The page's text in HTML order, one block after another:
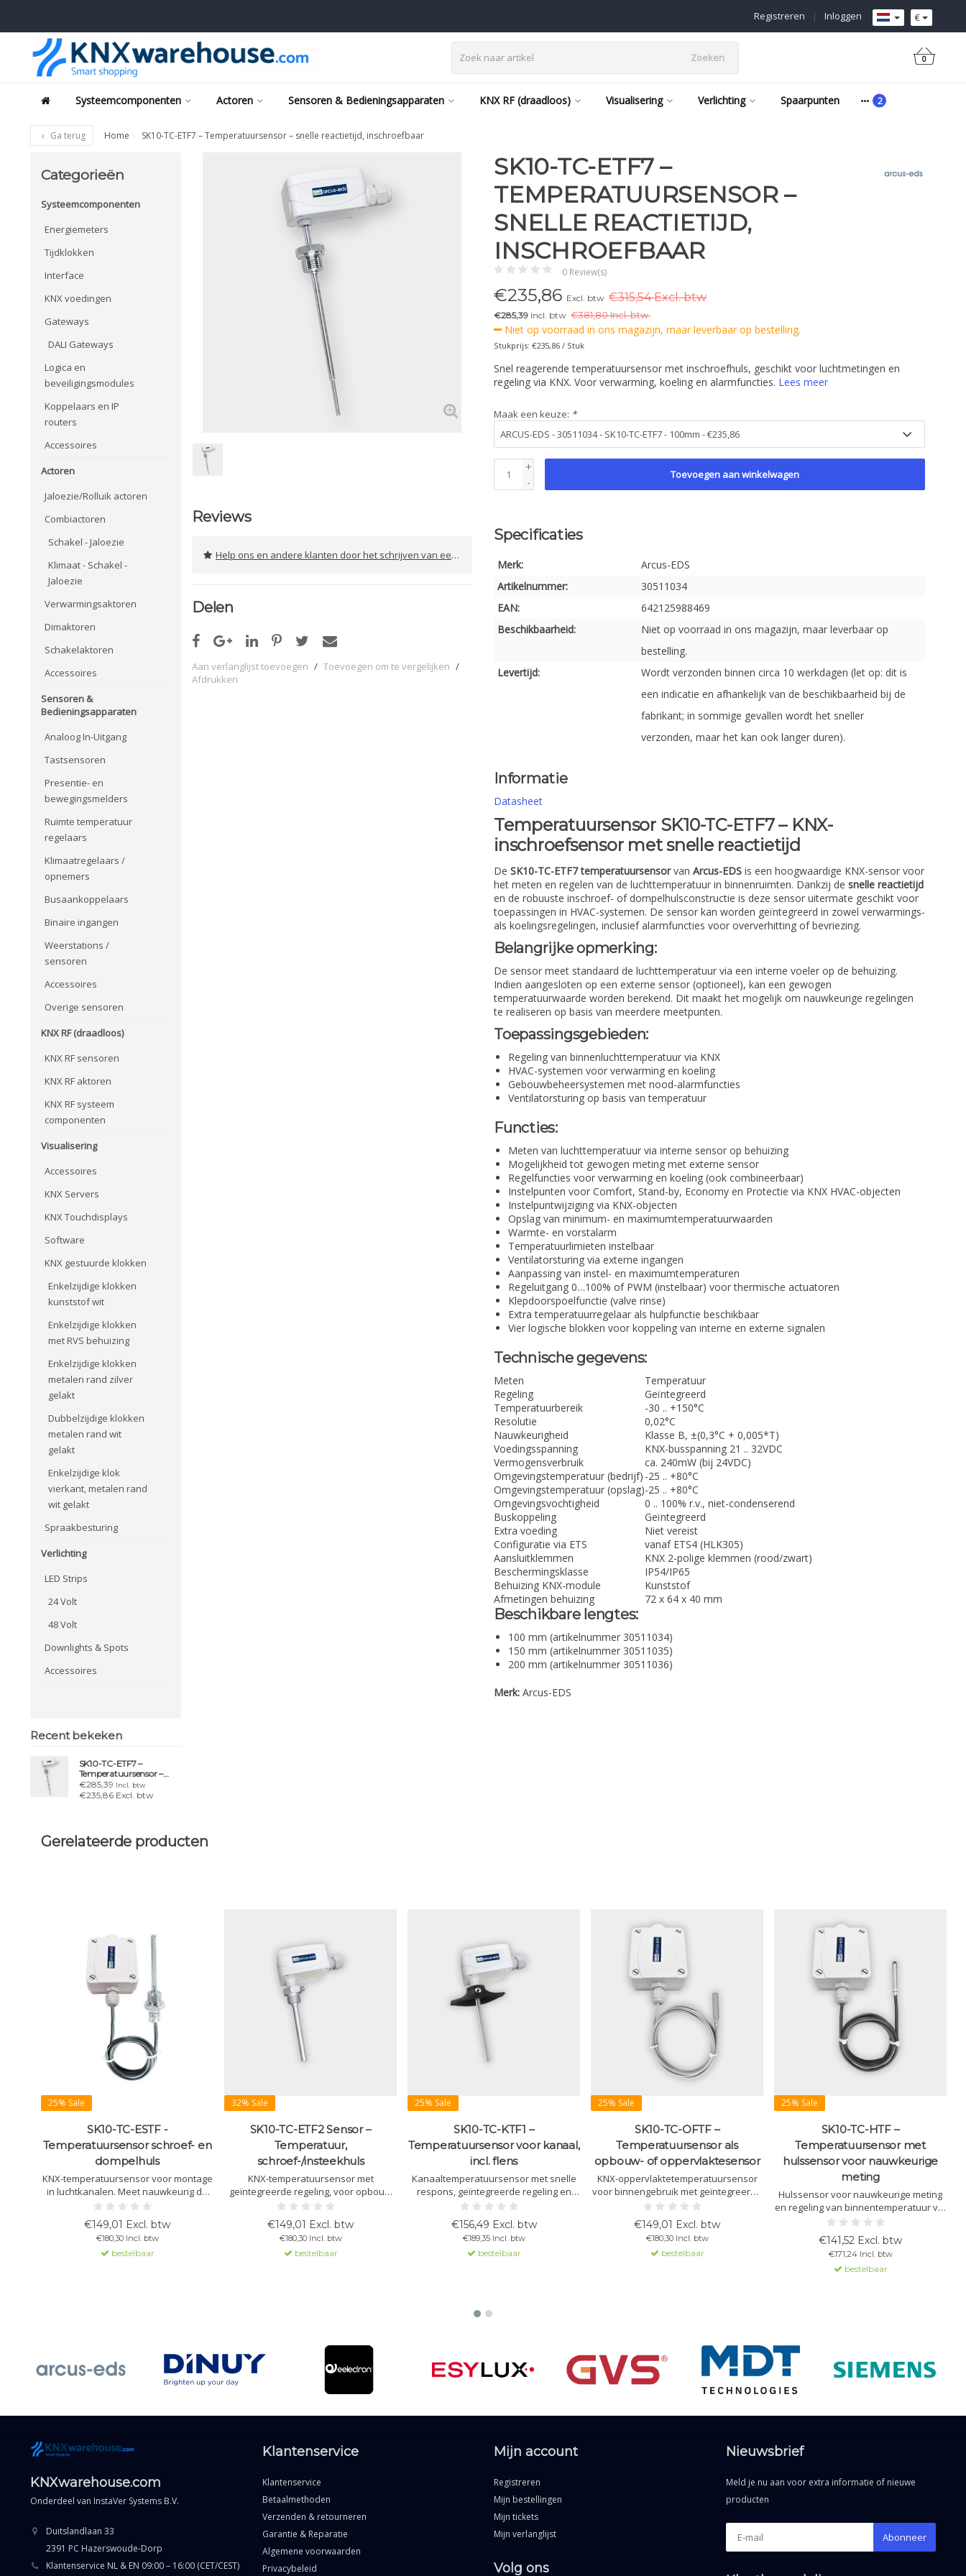
€
Inloggen
|
Registreren
Zoeken 0
Systeemcomponenten Actoren Sensoren & Bedieningsapparaten KNX RF (draadloos) Visualisering Verlichting Spaarpunten
Ga terug Home SK10-TC-ETF7 – Temperatuursensor – snelle reactietijd, inschroefbaar
Categorieën
Systeemcomponenten
Energiemeters
Tijdklokken
Interface
KNX voedingen
Gateways
DALI Gateways
Logica en
beveiligingsmodules
Koppelaars en IP
routers
Accessoires
Actoren
Jaloezie/Rolluik actoren
Combiactoren
Schakel - Jaloezie
Klimaat - Schakel -
Jaloezie
Verwarmingsaktoren
Dimaktoren
Schakelaktoren
Accessoires
Sensoren &
Bedieningsapparaten
Analoog In-Uitgang
Tastsensoren
Presentie- en
bewegingsmelders
Ruimte temperatuur
regelaars
Klimaatregelaars /
opnemers
Busaankoppelaars
Binaire ingangen
Weerstations /
sensoren
Accessoires
Overige sensoren
KNX RF (draadloos)
KNX RF sensoren
KNX RF aktoren
KNX RF systeem
componenten
Visualisering
Accessoires
KNX Servers
KNX Touchdisplays
Software
KNX gestuurde klokken
Enkelzijdige klokken
kunststof wit
Enkelzijdige klokken
met RVS behuizing
Enkelzijdige klokken
metalen rand zilver
gelakt
Dubbelzijdige klokken
metalen rand wit
gelakt
Enkelzijdige klok
vierkant, metalen rand
wit gelakt
Spraakbesturing
Verlichting
LED Strips
24 Volt
48 Volt
Downlights & Spots
Accessoires
Recent bekeken
SK10-TC-ETF7 –
Temperatuursensor –
snelle reactietijd,
inschroefbaar
€285,39 Incl. btw
€235,86 Excl. btw
Reviews
Help ons en andere klanten door het schrijven van een review
Delen
Aan verlanglijst toevoegen / Toevoegen om te vergelijken /
Afdrukken
SK10-TC-ETF7 –
TEMPERATUURSENSOR –
SNELLE REACTIETIJD,
INSCHROEFBAAR
0 Review(s)
€235,86 Excl. btw €315,54 Excl. btw
€285,39 Incl. btw €381,80 Incl. btw.
Niet op voorraad in ons magazijn, maar leverbaar op bestelling.
Stukprijs: €235,86 / Stuk
Snel reagerende temperatuursensor met inschroefhuls, geschikt voor luchtmetingen en
regeling via KNX. Voor verwarming, koeling en alarmfuncties. Lees meer
Maak een keuze: *
+
-
Toevoegen aan winkelwagen
Specificaties
Merk:
Arcus-EDS
Artikelnummer:
30511034
EAN:
642125988469
Beschikbaarheid:
Niet op voorraad in ons magazijn, maar leverbaar op
bestelling.
Levertijd:
Wordt verzonden binnen circa 10 werkdagen (let op: dit is
een indicatie en afhankelijk van de beschikbaarheid bij de
fabrikant; in sommige gevallen wordt het sneller
verzonden, maar het kan ook langer duren).
Informatie
Datasheet
Temperatuursensor SK10-TC-ETF7 – KNX-
inschroefsensor met snelle reactietijd
De SK10-TC-ETF7 temperatuursensorvan Arcus-EDS is een hoogwaardige KNX-sensor voor
het meten en regelen van de luchttemperatuur in binnenruimten. Dankzij de snelle reactietijd
en de robuuste inschroef- of dompelhulsconstructie is deze sensor uitermate geschikt voor
toepassingen in HVAC-systemen. De sensor kan worden geïntegreerd in zowel verwarmings-
als koelingsregelingen, inclusief alarmfuncties voor oververhitting of bevriezing.
Belangrijke opmerking:
De sensor meet standaard de luchttemperatuur via een interne voeler op de behuizing.
Indien aangesloten op een externe sensor (optioneel), kan een gewogen
temperatuurwaarde worden berekend. Dit maakt het mogelijk om nauwkeurige regelingen
te realiseren op basis van meerdere meetpunten.
Toepassingsgebieden:
Regeling van binnenluchttemperatuur via KNX
HVAC-systemen voor verwarming en koeling
Gebouwbeheersystemen met nood-alarmfuncties
Ventilatorsturing op basis van temperatuur
Functies:
Meten van luchttemperatuur via interne sensor op behuizing
Mogelijkheid tot gewogen meting met externe sensor
Regelfuncties voor verwarming en koeling (ook combineerbaar)
Instelpunten voor Comfort, Stand-by, Economy en Protectie via KNX HVAC-objecten
Instelpuntwijziging via KNX-objecten
Opslag van minimum- en maximumtemperatuurwaarden
Warmte- en vorstalarm
Temperatuurlimieten instelbaar
Ventilatorsturing via externe ingangen
Aanpassing van instel- en maximumtemperaturen
Regeluitgang 0…100% of PWM (instelbaar) voor thermische actuatoren
Klepdoorspoelfunctie (valve rinse)
Extra temperatuurregelaar als hulpfunctie beschikbaar
Vier logische blokken voor koppeling van interne en externe signalen
Technische gegevens:
Meten
Temperatuur
Regeling
Geïntegreerd
Temperatuurbereik
-30 .. +150°C
Resolutie
0,02°C
Nauwkeurigheid
Klasse B, ±(0,3°C + 0,005*T)
Voedingsspanning
KNX-busspanning 21 .. 32VDC
Vermogensverbruik
ca. 240mW (bij 24VDC)
Omgevingstemperatuur (bedrijf) -25 .. +80°C
Omgevingstemperatuur (opslag)-25 .. +80°C
Omgevingsvochtigheid
0 .. 100% r.v., niet-condenserend
Buskoppeling
Geïntegreerd
Extra voeding
Niet vereist
Configuratie via ETS
vanaf ETS4 (HLK305)
Aansluitklemmen
KNX 2-polige klemmen (rood/zwart)
Beschermingsklasse
IP54/IP65
Behuizing KNX-module
Kunststof
Afmetingen behuizing
72 x 64 x 40 mm
Beschikbare lengtes:
100 mm (artikelnummer 30511034)
150 mm (artikelnummer 30511035)
200 mm (artikelnummer 30511036)
Merk: Arcus-EDS
Gerelateerde producten
25% Sale
SK10-TC-ESTF -
Temperatuursensor schroef- en
dompelhuls
KNX-temperatuursensor voor montage
in luchtkanalen. Meet nauwkeurig de
luchttemperatuur met instelbare
regeling voor verwarming, koeling en
alarmfuncties.
€149,01 Excl. btw
€180,30 Incl. btw
bestelbaar
32% Sale
SK10-TC-ETF2 Sensor –
Temperatuur,
schroef-/insteekhuls
KNX-temperatuursensor met
geïntegreerde regeling, voor opbouw
of dompelhuls. Meet en regelt de
temperatuur, met logische functies en
ventilatorsturing.
€149,01 Excl. btw
€180,30 Incl. btw
bestelbaar
25% Sale
SK10-TC-KTF1 –
Temperatuursensor voor kanaal,
incl. flens
Kanaaltemperatuursensor met snelle
respons, geïntegreerde regeling en
flensmontage. Geschikt voor HVAC,
verwarming, koeling, ventilatorsturing
en temperatuuralarmen via KNX.
€156,49 Excl. btw
€189,35 Incl. btw
bestelbaar
25% Sale
SK10-TC-OFTF –
Temperatuursensor als
opbouw- of oppervlaktesensor
KNX-oppervlaktetemperatuursensor
voor binnengebruik met geïntegreerde
regeling. Geschikt voor HVAC-
toepassingen, ventilatorsturing en
temperatuurgrensbewaking.
€149,01 Excl. btw
€180,30 Incl. btw
bestelbaar
25% Sale
SK10-TC-HTF –
Temperatuursensor met
hulssensor voor nauwkeurige
meting
Hulssensor voor nauwkeurige meting
en regeling van binnentemperatuur via
KNX, met geïntegreerde regeling en
logische functies.
€141,52 Excl. btw
€171,24 Incl. btw
bestelbaar
KNXwarehouse.com
Onderdeel van InstaVer Systems B.V.
Duitslandlaan 33
2391 PC Hazerswoude-Dorp
Klantenservice NL & EN 09:00 – 16:00 (CET/CEST)
Klantenservice
Klantenservice
Betaalmethoden
Verzenden & retourneren
Garantie & Reparatie
Algemene voorwaarden
Privacybeleid
Mijn account
Registreren
Mijn bestellingen
Mijn tickets
Mijn verlanglijst
Volg ons
Nieuwsbrief
Meld je nu aan voor extra informatie of nieuwe
producten
Abonneer